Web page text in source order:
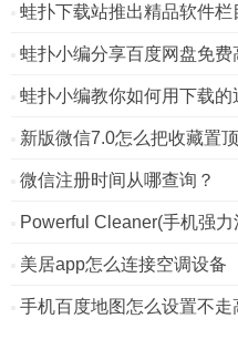
蛙扑下载站推出精品软件栏
蛙扑小编分享百度网盘免费
蛙扑小编教你如何用下载的
新版微信7.0怎么把收藏置
微信注册时间从哪查询？
Powerful Cleaner(手机强
美居app怎么连接空调设备
手机百度地图怎么设置不走